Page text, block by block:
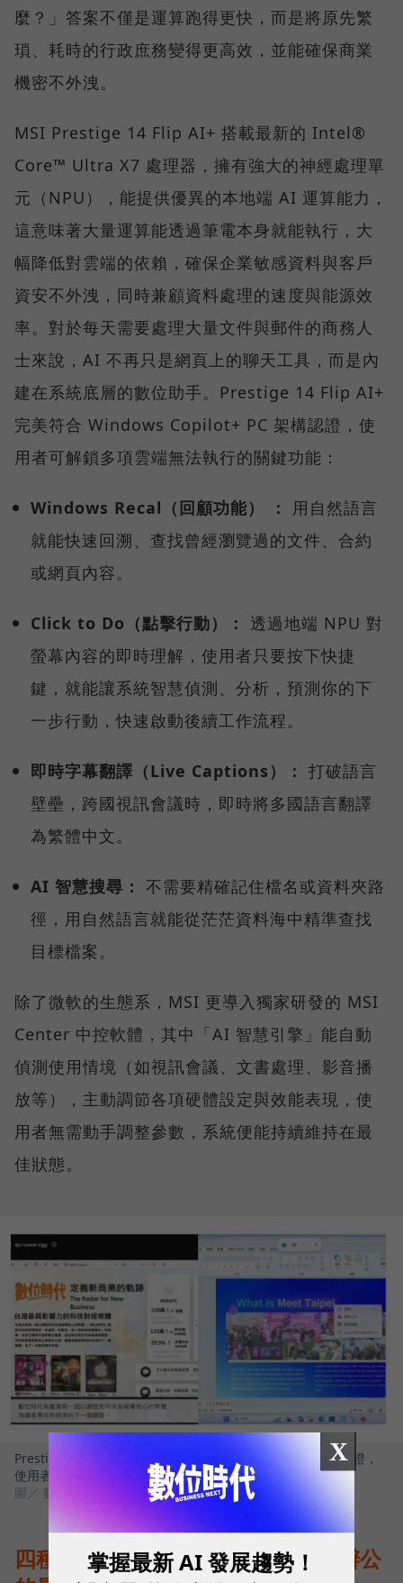
麼？」答案不僅是運算跑得更快，而是將原先繁
瑣、耗時的行政庶務變得更高效，並能確保商業
機密不外洩。
MSI Prestige 14 Flip AI+ 搭載最新的 Intel®
Core™ Ultra X7 處理器，擁有強大的神經處理單
元（NPU），能提供優異的本地端 AI 運算能力，
這意味著大量運算能透過筆電本身就能執行，大
幅降低對雲端的依賴，確保企業敏感資料與客戶
資安不外洩，同時兼顧資料處理的速度與能源效
率。對於每天需要處理大量文件與郵件的商務人
士來說，AI 不再只是網頁上的聊天工具，而是內
建在系統底層的數位助手。Prestige 14 Flip AI+
完美符合 Windows Copilot+ PC 架構認證，使
用者可解鎖多項雲端無法執行的關鍵功能：
Windows Recal（回顧功能） ：
用自然語言
就能快速回溯、查找曾經瀏覽過的文件、合約
或網頁內容。
Click to Do（點擊行動）： 透過地端 NPU 對
螢幕內容的即時理解，使用者只要按下快捷
鍵，就能讓系統智慧偵測、分析，預測你的下
一步行動，快速啟動後續工作流程。
即時字幕翻譯（Live Captions）： 打破語言
壁壘，跨國視訊會議時，即時將多國語言翻譯
為繁體中文。
AI 智慧搜尋： 不需要精確記住檔名或資料夾路
徑，用自然語言就能從茫茫資料海中精準查找
目標檔案。
除了微軟的生態系，MSI 更導入獨家研發的 MSI
Center 中控軟體，其中「AI 智慧引擎」能自動
偵測使用情境（如視訊會議、文書處理、影音播
放等），主動調節各項硬體設定與效能表現，使
用者無需動手調整參數，系統便能持續維持在最
佳狀態。
Prestige 14 Flip AI+完美符合 Windows Copilot+ PC 架構認證，
使用者可解鎖多項雲端無法執行的關鍵功能
圖／ 數位時代
四種模式自由切換，完美補足行動辦公
X
掌握最新 AI 發展趨勢！